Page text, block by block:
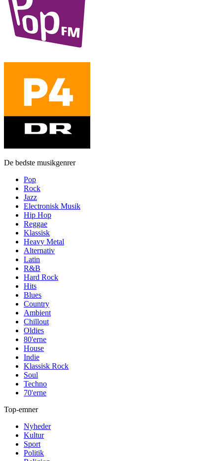
De bedste musikgenrer
Pop
Rock
Jazz
Electronisk Musik
Hip Hop
Reggae
Klassisk
Heavy Metal
Alternativ
Latin
R&B
Hard Rock
Hits
Blues
Country
Ambient
Chillout
Oldies
80'erne
House
Indie
Klassisk Rock
Soul
Techno
70'erne
Top-emner
Nyheder
Kultur
Sport
Politik